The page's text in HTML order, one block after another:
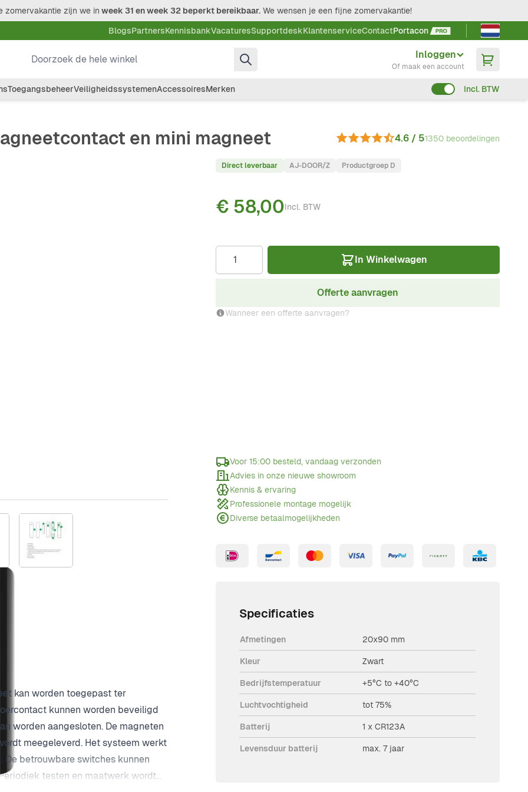
zomervakantie zijn we in week 31 en week 32 beperkt bereikbaar. We wensen je een fijne zomervakantie!
BlogsPartnersKennisbankVacaturesSupportdeskKlantenserviceContactPortacon
Taal kiezen
Doorzoek de hele winkel
Inloggen
Of maak een account
ToegangsbeheerVeiligheidssystemenAccessoiresMerken Incl. BTW
en mini magneet 4.6 / 51350 beoordelingen
larger imageView larger image
Direct leverbaar AJ-DOOR/Z Productgroep D
Incl. BTW
€ 58,00
In Winkelwagen
Offerte aanvragen
Wanneer een offerte aanvragen?
Voor 15:00 besteld, vandaag verzonden
Advies in onze nieuwe showroom
Kennis & ervaring
Professionele montage mogelijk
Diverse betaalmogelijkheden
kan worden toegepast ter
kunnen worden beveiligd
worden aangesloten. De magneten
meegeleverd. Het systeem werkt
betrouwbare switches kunnen
testen en maatwerk wordt
Specificaties
Afmetingen 20x90 mm
Kleur Zwart
Bedrijfstemperatuur +5°С to +40°С
Luchtvochtigheid tot 75%
Batterij 1 x CR123A
Levensduur batterij max. 7 jaar